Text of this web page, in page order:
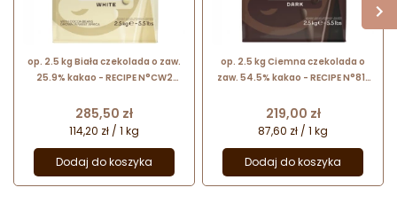
op. 2.5 kg Biała czekolada o zaw.
25.9% kakao - RECIPE N°CW2
U71
Cena
285,50 zł
114,20 zł / 1 kg
Dodaj do koszyka
op. 2.5 kg Ciemna czekolada o
zaw. 54.5% kakao - RECIPE N°811
Cena
219,00 zł
87,60 zł / 1 kg
Dodaj do koszyka